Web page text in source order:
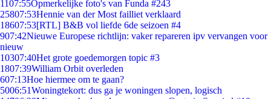
1107:55Opmerkelijke foto's van Funda #243
25807:53Hennie van der Most failliet verklaard
18607:53[RTL] B&B vol liefde 6de seizoen #4
907:42Nieuwe Europese richtlijn: vaker repareren ipv vervangen voor
nieuw
10307:40Het grote goedemorgen topic #3
1807:39William Orbit overleden
607:13Hoe hiermee om te gaan?
5006:51Woningtekort: dus ga je woningen slopen, logisch